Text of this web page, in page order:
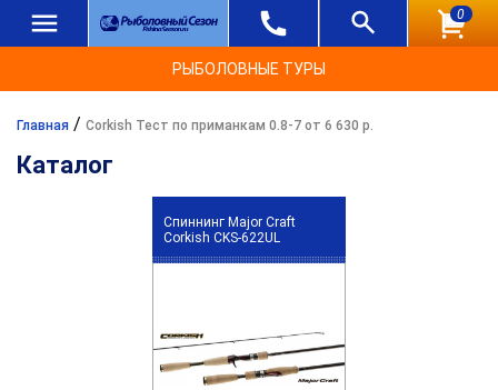
0
РЫБОЛОВНЫЕ ТУРЫ
Главная / Corkish Тест по приманкам 0.8-7 от 6 630 р.
Каталог
Спиннинг Major Craft
Corkish CKS-622UL